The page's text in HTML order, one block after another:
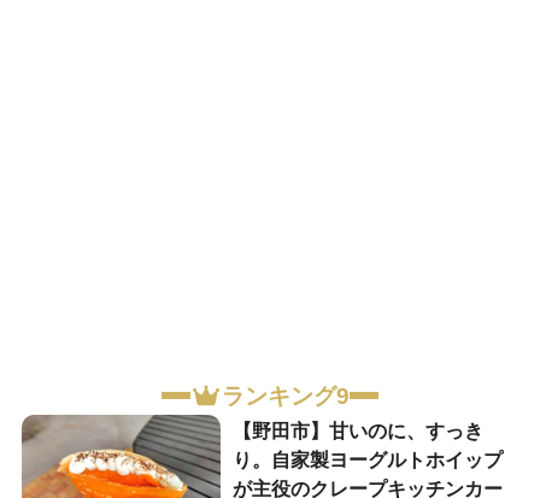
ランキング9
【野田市】甘いのに、すっき
り。自家製ヨーグルトホイップ
が主役のクレープキッチンカー